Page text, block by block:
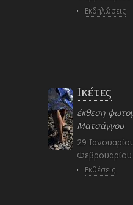
· Εκδηλώσεις
Ικέτες
έκθεση
Ματσάγγου
29
· Εκθέσεις